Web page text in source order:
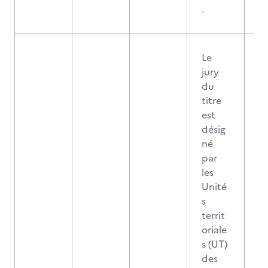
.
Le
jury
du
titre
est
désig
né
par
les
Unité
s
territ
oriale
s (UT)
des